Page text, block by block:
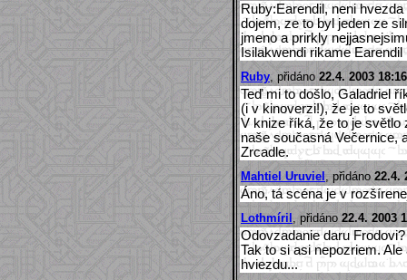
Ruby:Earendil, neni
dojem, ze to byl jeden ze
jmeno a prirkly
Isilakwendi rikame
Ruby , přidáno 22.4. 2003
Teď mi to došlo, Galadriel
(i v kinoverzi!), že je to
V knize říká, že to je
naše současná Večernice,
Zrcadle.
Mahtiel Uruviel , přidáno 22.4.
Áno, tá scéna je v
Lothmíril , přidáno 22.4. 2003
Odovzadanie daru
Tak to si asi nepozriem.
hviezdu...